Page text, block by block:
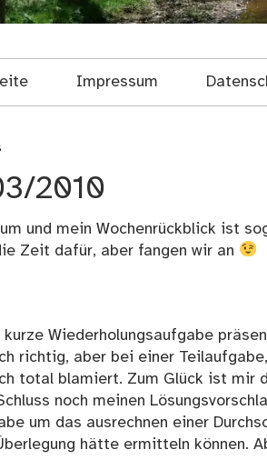
Impressum
2010
und mein Wochenrückblick ist
Zeit dafür, aber fangen wir an
Wiederholungsaufgabe
richtig, aber bei einer
total blamiert. Zum Glück ist mir
noch meinen
um das ausrechnen einer
hätte ermitteln können.